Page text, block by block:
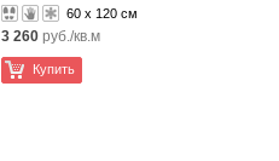
60 x 120 см
3 260 руб./кв.м
Купить